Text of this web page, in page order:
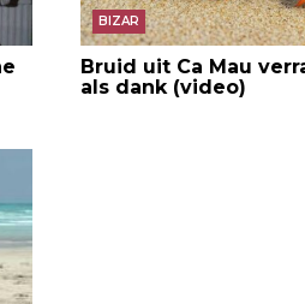
BIZAR
Bruid uit Ca Mau
als dank (video)